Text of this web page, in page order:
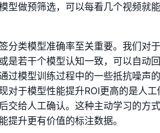
型做预筛选，可以每看几个视频就
分类模型准确率至关重要。我们对
是若干个模型认知一致，可以自动
过模型训练过程中的一些抵抗噪声
对于模型性能提升ROI更高的是人
交给人工确认。这种主动学习的方
提升更有价值的标注数据。